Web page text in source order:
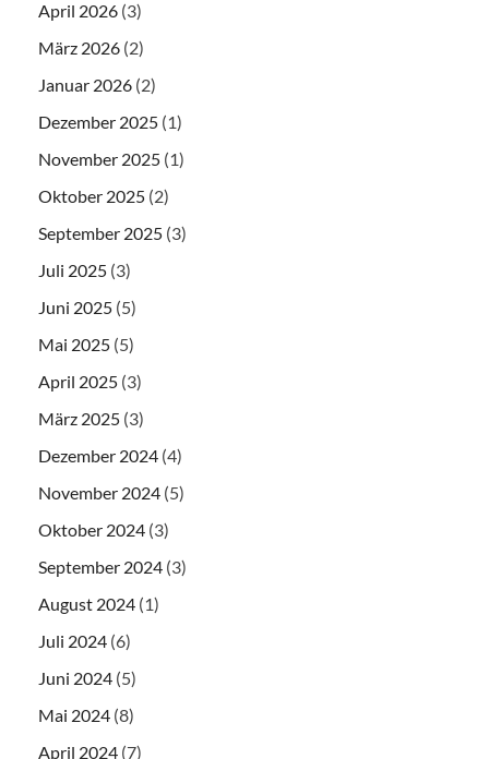
April 2026 (3)
März 2026 (2)
Januar 2026 (2)
Dezember 2025 (1)
November 2025 (1)
Oktober 2025 (2)
September 2025 (3)
Juli 2025 (3)
Juni 2025 (5)
Mai 2025 (5)
April 2025 (3)
März 2025 (3)
Dezember 2024 (4)
November 2024 (5)
Oktober 2024 (3)
September 2024 (3)
August 2024 (1)
Juli 2024 (6)
Juni 2024 (5)
Mai 2024 (8)
April 2024 (7)